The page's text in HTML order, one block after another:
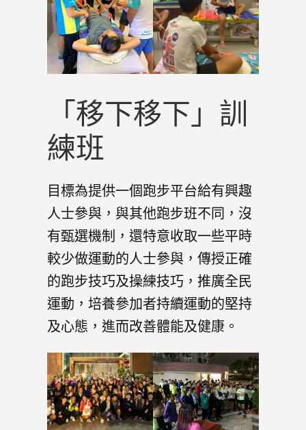
「移下移下」訓
練班
目標為提供一個跑步平台給有興趣
人士參與，與其他跑步班不同，沒
有甄選機制，還特意收取一些平時
較少做運動的人士參與，傳授正確
的跑步技巧及操練技巧，推廣全民
運動，培養參加者持續運動的堅持
及心態，進而改善體能及健康。